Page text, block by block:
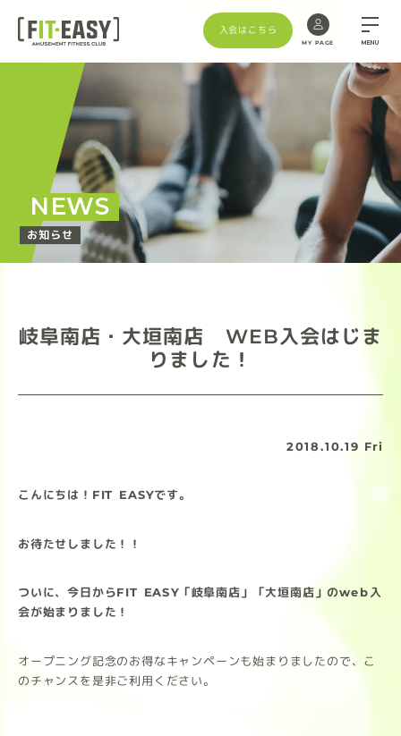
入会はこちら
MY PAGE MENU
NEWS
お知らせ
岐阜南店・大垣南店 WEB入会はじま
りました！
2018.10.19 Fri
こんにちは！FIT EASYです。
お待たせしました！！
ついに、今日からFIT EASY「岐阜南店」「大垣南店」のweb入
会が始まりました！
オープニング記念のお得なキャンペーンも始まりましたので、こ
のチャンスを是非ご利用ください。